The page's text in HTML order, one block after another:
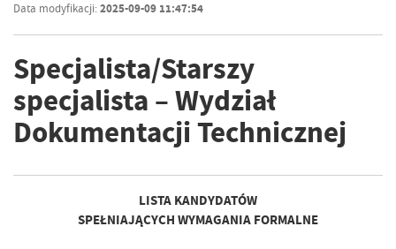
Data modyfikacji:2025-09-09 11:47:54
Specjalista/Starszy
specjalista – Wydział
Dokumentacji Technicznej
LISTA KANDYDATÓW
SPEŁNIAJĄCYCH WYMAGANIA FORMALNE